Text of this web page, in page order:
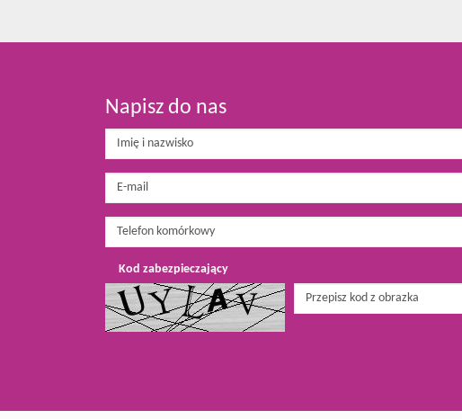
Napisz do nas
Kod zabezpieczający